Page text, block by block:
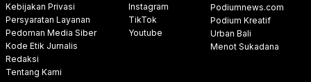
Kebijakan Privasi
Persyaratan Layanan
Pedoman Media Siber
Kode Etik Jurnalis
Redaksi
Tentang Kami
Instagram
TikTok
Youtube
Podiumnews.com
Podium Kreatif
Urban Bali
Menot Sukadana